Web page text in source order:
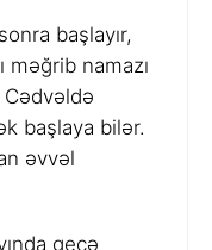
başlayır,
məğrib namazı
başlaya bilər.
əvvəl
gecə